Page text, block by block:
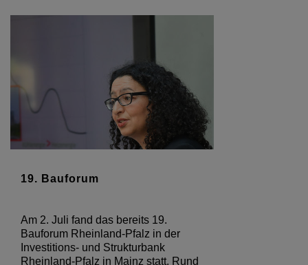
19. Bauforum
Am 2. Juli fand das bereits 19.
Bauforum Rheinland-Pfalz in der
Investitions- und Strukturbank
Rheinland-Pfalz in Mainz statt. Rund